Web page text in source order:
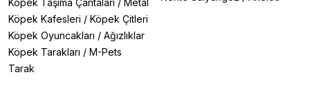
Köpek Taşıma Çantaları / Metal
Köpek Kafesleri / Köpek Çitleri
Köpek Oyuncakları / Ağızlıklar
Köpek Tarakları / M-Pets
Tarak